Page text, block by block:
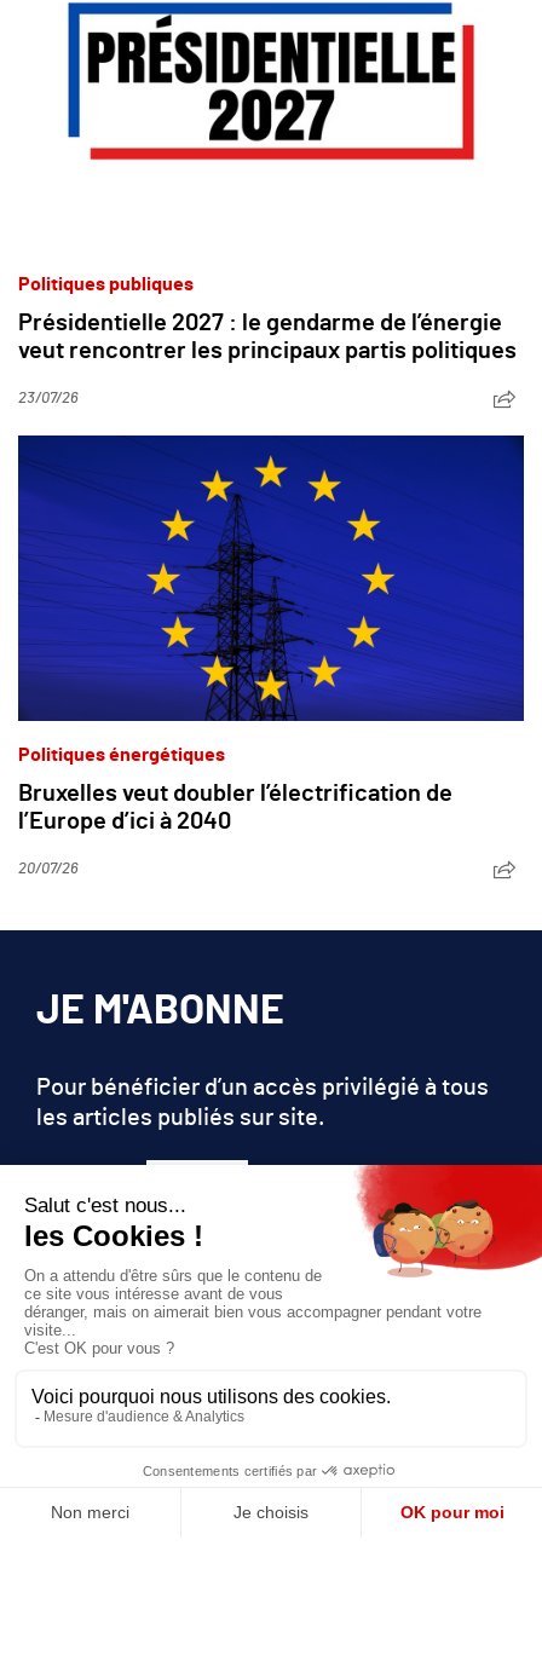
Politiques publiques
Présidentielle 2027 : le gendarme de l’énergie
veut rencontrer les principaux partis politiques
23/07/26
Politiques énergétiques
Bruxelles veut doubler l’électrification de
l’Europe d’ici à 2040
20/07/26
QUI SOMMES-NOUS?
JE M'ABONNE
Pour bénéficier d’un accès privilégié à tous
les articles publiés sur site.
JE M'ABONNE